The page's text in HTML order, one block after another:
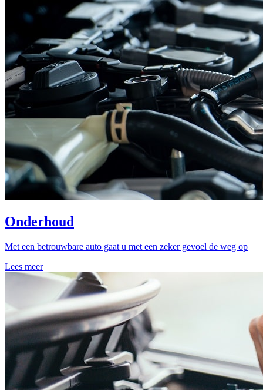
Onderhoud
Met een betrouwbare auto gaat u met een zeker gevoel de weg op
Lees meer